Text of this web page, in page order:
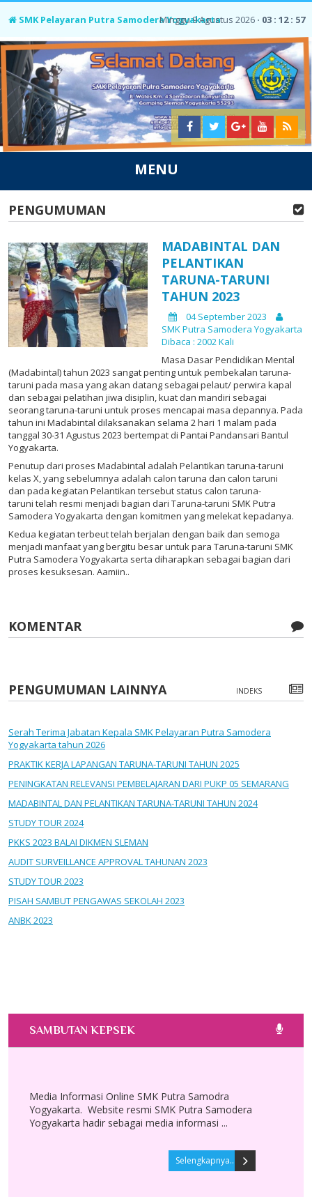
Minggu 9 Agustus 2026 ⋅ 03 : 12 : 58
SMK Pelayaran Putra Samodera Yogyakarta
MENU
PENGUMUMAN
MADABINTAL DAN
PELANTIKAN
TARUNA-TARUNI
TAHUN 2023
04 September 2023
SMK Putra Samodera Yogyakarta
Dibaca : 2002 Kali
Masa Dasar Pendidikan Mental
(Madabintal) tahun 2023 sangat penting untuk pembekalan taruna-
taruni pada masa yang akan datang sebagai pelaut/ perwira kapal
dan sebagai pelatihan jiwa disiplin, kuat dan mandiri sebagai
seorang taruna-taruni untuk proses mencapai masa depannya. Pada
tahun ini Madabintal dilaksanakan selama 2 hari 1 malam pada
tanggal 30-31 Agustus 2023 bertempat di Pantai Pandansari Bantul
Yogyakarta.
Penutup dari proses Madabintal adalah Pelantikan taruna-taruni
kelas X, yang sebelumnya adalah calon taruna dan calon taruni
dan pada kegiatan Pelantikan tersebut status calon taruna-
taruni telah resmi menjadi bagian dari Taruna-taruni SMK Putra
Samodera Yogyakarta dengan komitmen yang melekat kepadanya.
Kedua kegiatan terbeut telah berjalan dengan baik dan semoga
menjadi manfaat yang bergitu besar untuk para Taruna-taruni SMK
Putra Samodera Yogyakarta serta diharapkan sebagai bagian dari
proses kesuksesan. Aamiin..
KOMENTAR
PENGUMUMAN LAINNYA INDEKS
Serah Terima Jabatan Kepala SMK Pelayaran Putra Samodera
Yogyakarta tahun 2026
PRAKTIK KERJA LAPANGAN TARUNA-TARUNI TAHUN 2025
PENINGKATAN RELEVANSI PEMBELAJARAN DARI PUKP 05 SEMARANG
MADABINTAL DAN PELANTIKAN TARUNA-TARUNI TAHUN 2024
STUDY TOUR 2024
PKKS 2023 BALAI DIKMEN SLEMAN
AUDIT SURVEILLANCE APPROVAL TAHUNAN 2023
STUDY TOUR 2023
PISAH SAMBUT PENGAWAS SEKOLAH 2023
ANBK 2023
SAMBUTAN KEPSEK
Media Informasi Online SMK Putra Samodra
Yogyakarta. Website resmi SMK Putra Samodera
Yogyakarta hadir sebagai media informasi ...
Selengkapnya..